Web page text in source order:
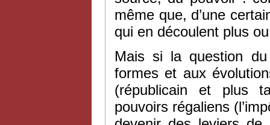
même que, d’une
qui en découlent plus
Mais si la question
formes et aux
(républicain et plus
pouvoirs régaliens